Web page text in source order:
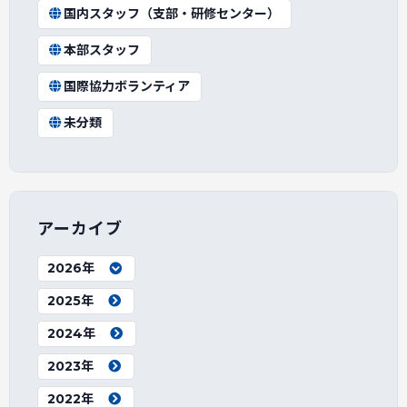
国内スタッフ（支部・研修センター）
本部スタッフ
国際協力ボランティア
未分類
アーカイブ
2026年
2025年
2024年
2023年
2022年